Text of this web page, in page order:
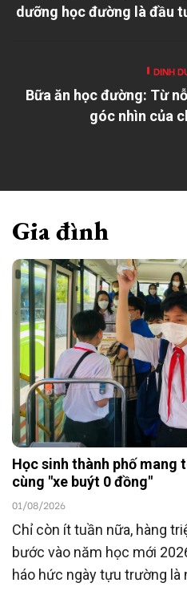
DINH
Bữa ăn học đường: Từ
góc nhìn của
Gia đình
Học sinh thành phố mang
cùng "xe buýt 0 đồng"
01/08/2026
Chỉ còn ít tuần nữa, hàng
bước vào năm học mới
háo hức ngày tựu trường